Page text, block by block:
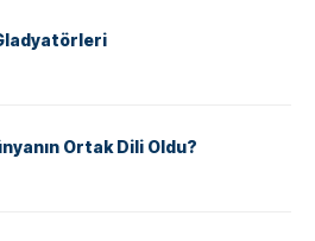
Ortak Dili Oldu?